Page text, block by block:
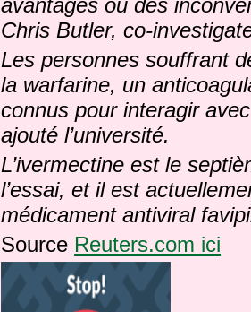
avantages ou des
Chris Butler, co-
Les personnes souffrant
la warfarine, un
connus pour interagir
ajouté l’université.
L’ivermectine est le
l’essai, et il est
médicament antiviral
Source Reuters.com ici